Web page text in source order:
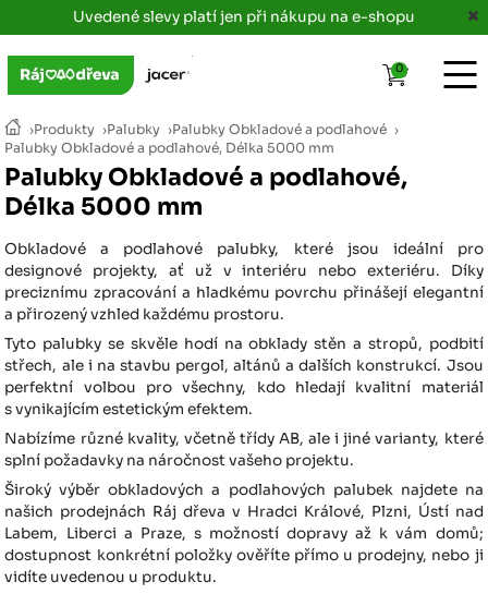
Uvedené slevy platí jen při nákupu na e-shopu
›Produkty ›Palubky ›Palubky Obkladové a podlahové ›
Palubky Obkladové a podlahové, Délka 5000 mm
Palubky Obkladové a podlahové,
Délka 5000 mm
Obkladové a podlahové palubky, které jsou ideální pro
designové projekty, ať už v interiéru nebo exteriéru. Díky
preciznímu zpracování a hladkému povrchu přinášejí elegantní
a přirozený vzhled každému prostoru.
Tyto palubky se skvěle hodí na obklady stěn a stropů, podbití
střech, ale i na stavbu pergol, altánů a dalších konstrukcí. Jsou
perfektní volbou pro všechny, kdo hledají kvalitní materiál
s vynikajícím estetickým efektem.
Nabízíme různé kvality, včetně třídy AB, ale i jiné varianty, které
splní požadavky na náročnost vašeho projektu.
Široký výběr obkladových a podlahových palubek najdete na
našich prodejnách Ráj dřeva v Hradci Králové, Plzni, Ústí nad
Labem, Liberci a Praze, s možností dopravy až k vám domů;
dostupnost konkrétní položky ověříte přímo u prodejny, nebo ji
vidíte uvedenou u produktu.
0